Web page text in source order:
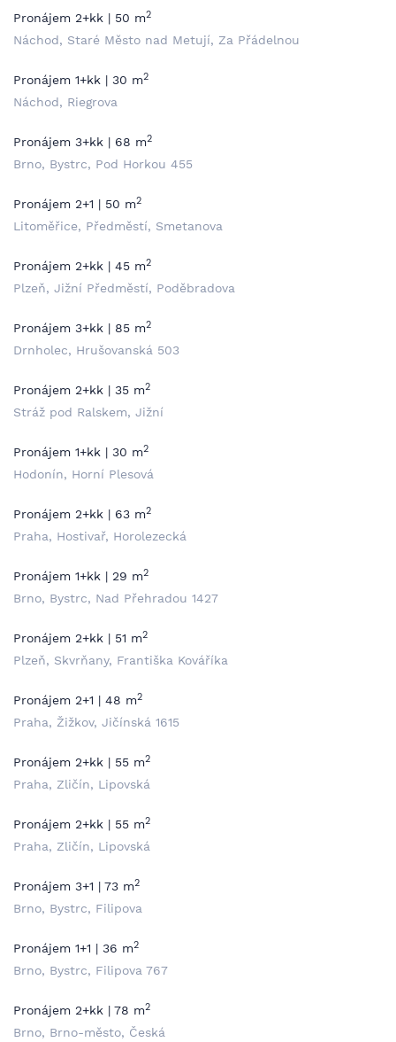
Pronájem 2+kk | 50 m2
Náchod, Staré Město nad Metují, Za Přádelnou
Pronájem 1+kk | 30 m2
Náchod, Riegrova
Pronájem 3+kk | 68 m2
Brno, Bystrc, Pod Horkou 455
Pronájem 2+1 | 50 m2
Litoměřice, Předměstí, Smetanova
Pronájem 2+kk | 45 m2
Plzeň, Jižní Předměstí, Poděbradova
Pronájem 3+kk | 85 m2
Drnholec, Hrušovanská 503
Pronájem 2+kk | 35 m2
Stráž pod Ralskem, Jižní
Pronájem 1+kk | 30 m2
Hodonín, Horní Plesová
Pronájem 2+kk | 63 m2
Praha, Hostivař, Horolezecká
Pronájem 1+kk | 29 m2
Brno, Bystrc, Nad Přehradou 1427
Pronájem 2+kk | 51 m2
Plzeň, Skvrňany, Františka Kováříka
Pronájem 2+1 | 48 m2
Praha, Žižkov, Jičínská 1615
Pronájem 2+kk | 55 m2
Praha, Zličín, Lipovská
Pronájem 2+kk | 55 m2
Praha, Zličín, Lipovská
Pronájem 3+1 | 73 m2
Brno, Bystrc, Filipova
Pronájem 1+1 | 36 m2
Brno, Bystrc, Filipova 767
Pronájem 2+kk | 78 m2
Brno, Brno-město, Česká